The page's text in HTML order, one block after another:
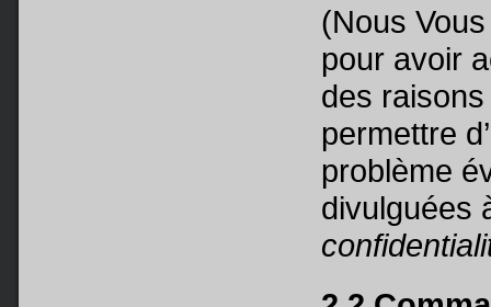
(Nous
pour avoir
des
permettre
problème
divulguées